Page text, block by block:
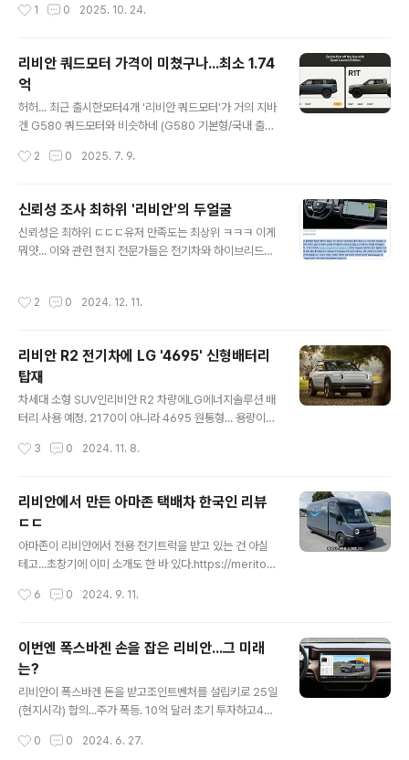
둔화 속 600명 규모의 감원을 단행한다.23일(현지시간)
news.einfomax.co.kr 직원들에게 보낸 메모. Read th
e memo Scaringe sent out to employees belo
w:Hi Team,I am writing to share a difficult updat
e.With the launch ..
1 0 2025. 10. 24.
리비안 쿼드모터 가격이 미쳤구나...최소 1.74
억
허허... 최근 출시한모터4개 '리비안 쿼드모터'가 거의 지바
겐 G580 쿼드모터와 비슷하네 (G580 기본형/국내 출시
Quad Motor | Explore the High-Performance Ele
ation, and unmatched off-road capability. Sign u
p for updates on Rivian's most powerful drive s
ystem yet. Built on Rivian’s advanced EV platfor
2 0 2025. 7. 9.
신뢰성 조사 최하위 '리비안'의 두얼굴
신뢰성은 최하위 ㄷㄷㄷ유저 만족도는 최상위 ㅋㅋㅋ 이게
뭐얏... 이와 관련 현지 전문가들은 전기차와 하이브리드는
했다. https://www.autoherald.co.kr/news/articleV
기자] 미국 최대 비영리 소비자 단체 컨슈머리포트가 최근
발표한 두 가지 조사에서 전기차 스타트업 리비안이 상반
된 성적표를 기록해 흥미를 끌고 있다. 먼저 컨슈머리포w
ww.autoherald.co.krhttps://insideevs.com/new
2 0 2024. 12. 11.
리비안 R2 전기차에 LG '4695' 신형배터리
탑재
차세대 소형 SUV인리비안 R2 차량에LG에너지솔루션 배
터리 사용 예정. 2170이 아니라 4695 원통형... 용량이
리는 원통형 46시리즈 배터리 중 4695(지름 46㎜·높
며 5년간 공급할 예정이다.계약 금액은 공개하지 않았지
만, 셀 가격을 ㎾(킬로와트)당 100달러라고 가정할 경우
최소 8조원 이상의 매출을 올릴 것으로 추정된다.LG에너
지솔루션의 4695 배터리는 리비안이 새롭게 출시할 전기
스포츠유틸리티차(SUV) R2에 우선 탑재될 계획이다. htt
033508?sid=101 LG엔솔, 美리비안도 뚫었다..
3 0 2024. 11. 8.
리비안에서 만든 아마존 택배차 한국인 리뷰
ㄷㄷ
아마존이 리비안에서 전용 전기트럭을 받고 있는 건 아실
테고...초창기에 이미 소개도 한 바 있다.https://meritocr
"아주 좋다"사실 전기차업체 리비안이 R1T와 R1S만 생산
독점 납품하기 시작한 전기밴이 꽤 평가가 좋다고 들었다.
다만 이 차량은 아마존이 대량으로meritocrat.tistory.c
om 그런애 아래와 같은 이런 사례가 있네 ㅎㅎ정확하게
말하면 한국 교포인 셈인데 암튼...한국으로 빗대면 쿠팡 배
달 같은거라고 해야 할까?특이점이 온 내용들이라 리뷰 재
YH8hWWo..
6 0 2024. 9. 11.
이번엔 폭스바겐 손을 잡은 리비안...그 미래
는?
리비안이 폭스바겐 돈을 받고조인트벤처를 설립키로 25일
(현지시각) 합의...주가 폭등. 10억 달러 초기 투자하고40
com/newsroom/article/rivian-and-volkswagen-
0 0 2024. 6. 27.